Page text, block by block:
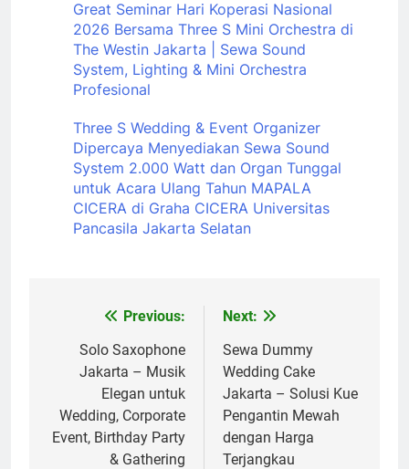
Great Seminar Hari Koperasi Nasional
2026 Bersama Three S Mini Orchestra di
The Westin Jakarta | Sewa Sound
System, Lighting & Mini Orchestra
Profesional
Three S Wedding & Event Organizer
Dipercaya Menyediakan Sewa Sound
System 2.000 Watt dan Organ Tunggal
untuk Acara Ulang Tahun MAPALA
CICERA di Graha CICERA Universitas
Pancasila Jakarta Selatan
navigation
Previous:
Solo Saxophone
Jakarta – Musik
Elegan untuk
Wedding, Corporate
Event, Birthday Party
& Gathering
Next:
Sewa Dummy
Wedding Cake
Jakarta – Solusi Kue
Pengantin Mewah
dengan Harga
Terjangkau